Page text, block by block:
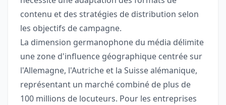
contenu et des stratégies de distribution selon
les objectifs de campagne.
La dimension germanophone du média délimite
une zone d'influence géographique centrée sur
l'Allemagne, l'Autriche et la Suisse alémanique,
représentant un marché combiné de plus de
100 millions de locuteurs. Pour les entreprises